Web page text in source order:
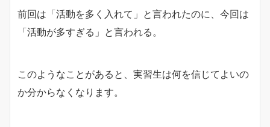
前回は「活動を多く入れて」と言われたのに、今回は
「活動が多すぎる」と言われる。
このようなことがあると、実習生は何を信じてよいの
か分からなくなります。